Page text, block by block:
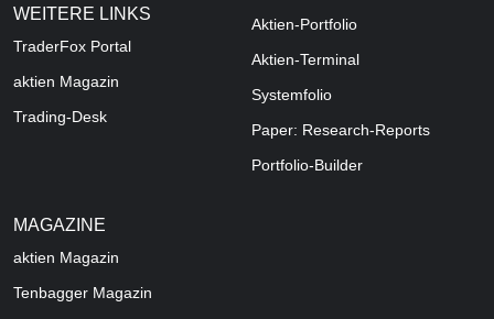
WEITERE LINKS
TraderFox Portal
aktien Magazin
Trading-Desk
Aktien-Portfolio
Aktien-Terminal
Systemfolio
Paper: Research-Reports
Portfolio-Builder
MAGAZINE
aktien Magazin
Tenbagger Magazin